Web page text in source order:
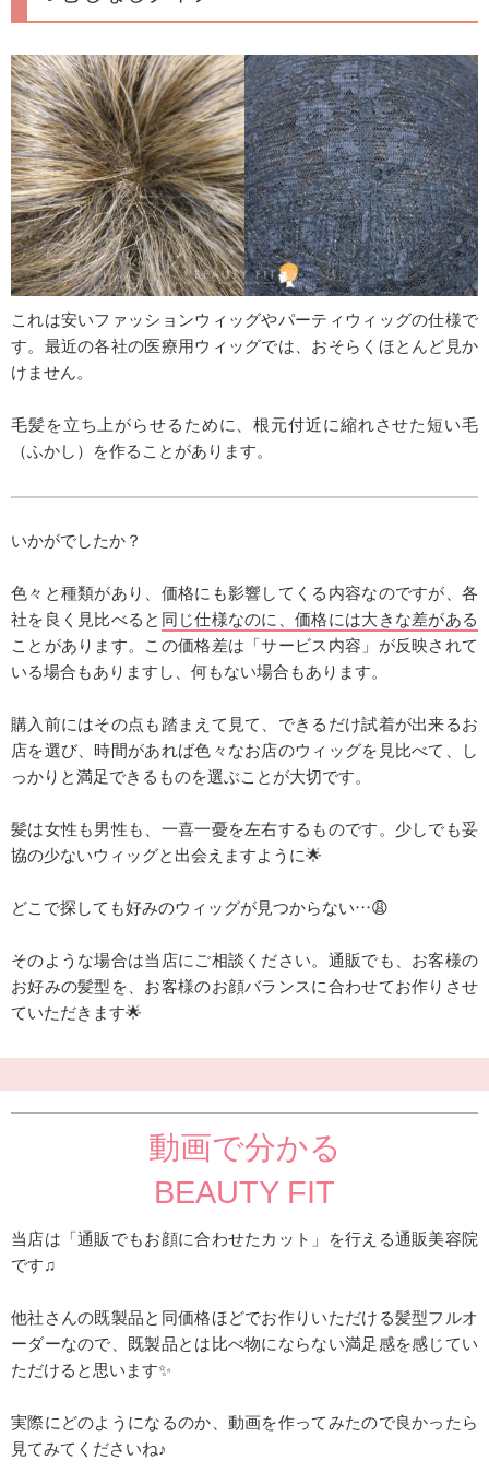
これは安いファッションウィッグやパーティウィッグの仕様で
す。最近の各社の医療用ウィッグでは、おそらくほとんど見か
けません。
毛髪を立ち上がらせるために、根元付近に縮れさせた短い毛
（ふかし）を作ることがあります。
いかがでしたか？
色々と種類があり、価格にも影響してくる内容なのですが、各
社を良く見比べると 同じ仕様なのに、価格には大きな差がある
ことがあります。この価格差は「サービス内容」が反映されて
いる場合もありますし、何もない場合もあります。
購入前にはその点も踏まえて見て、できるだけ試着が出来るお
店を選び、時間があれば色々なお店のウィッグを見比べて、し
っかりと満足できるものを選ぶことが大切です。
髪は女性も男性も、一喜一憂を左右するものです。少しでも妥
協の少ないウィッグと出会えますように🌟
どこで探しても好みのウィッグが見つからない…😩
そのような場合は当店にご相談ください。通販でも、お客様の
お好みの髪型を、お客様のお顔バランスに合わせてお作りさせ
ていただきます🌟
動画で分かる
BEAUTY FIT
当店は「通販でもお顔に合わせたカット」を行える通販美容院
です♫
他社さんの既製品と同価格ほどでお作りいただける髪型フルオ
ーダーなので、既製品とは比べ物にならない満足感を感じてい
ただけると思います✨
実際にどのようになるのか、動画を作ってみたので良かったら
見てみてくださいね♪